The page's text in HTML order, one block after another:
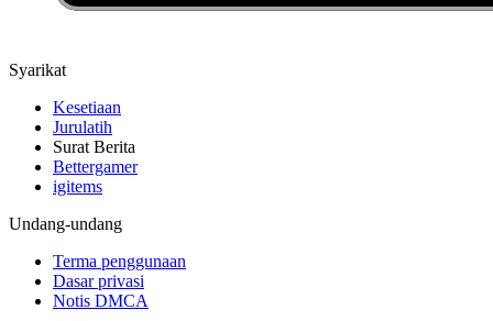
Syarikat
Kesetiaan
Jurulatih
Surat Berita
Bettergamer
igitems
Undang-undang
Terma penggunaan
Dasar privasi
Notis DMCA